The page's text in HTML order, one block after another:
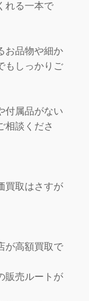
れる一本で
お品物や細か
もしっかりご
付属品がない
相談くださ
買取はさすが
が高額買取で
販売ルートが